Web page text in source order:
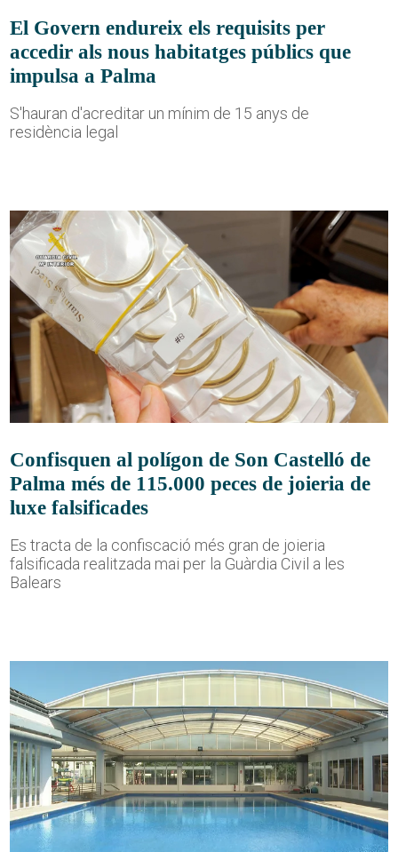
El Govern endureix els requisits per
accedir als nous habitatges públics que
impulsa a Palma
S'hauran d'acreditar un mínim de 15 anys de
residència legal
Confisquen al polígon de Son Castelló de
Palma més de 115.000 peces de joieria de
luxe falsificades
Es tracta de la confiscació més gran de joieria
falsificada realitzada mai per la Guàrdia Civil a les
Balears